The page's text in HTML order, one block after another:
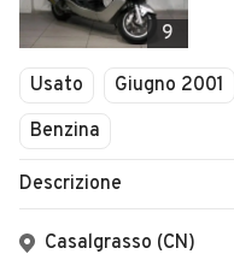
9
Usato Giugno 2001
Benzina
Descrizione
Casalgrasso (CN)